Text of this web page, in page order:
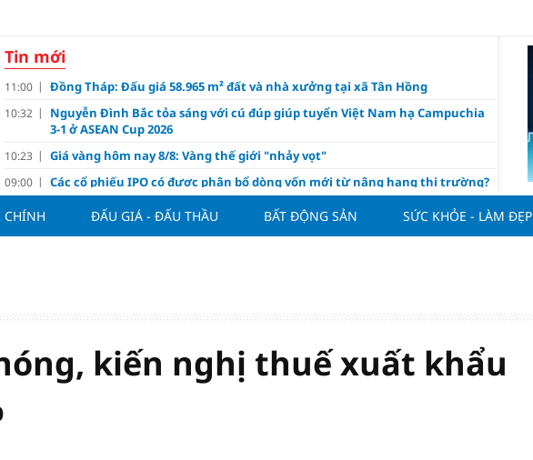
Tin mới
11:00 Đồng Tháp: Đấu giá 58.965 m² đất và nhà xưởng tại xã Tân Hồng
10:32
Nguyễn Đình Bắc tỏa sáng với cú đúp giúp tuyển Việt Nam hạ Campuchia
3-1 ở ASEAN Cup 2026
10:23 Giá vàng hôm nay 8/8: Vàng thế giới "nhảy vọt"
09:00 Các cổ phiếu IPO có được phân bổ dòng vốn mới từ nâng hạng thị trường?
08:15 Lợi ích của nước chanh gừng
07:00 Nới trần tiền gửi Kho bạc Nhà nước: Không chỉ 4 ngân hàng được lợi
sản Việt Nam
15:13
Đề xuất giảm 30% thuế cho hộ, cá nhân kinh doanh, doanh nghiệp thu
dưới 10 tỷ đồng
CHÍNH ĐẤU GIÁ - ĐẤU THẦU BẤT ĐỘNG SẢN SỨC KHỎE - LÀM ĐẸP
kiến nghị thuế xuất khẩu